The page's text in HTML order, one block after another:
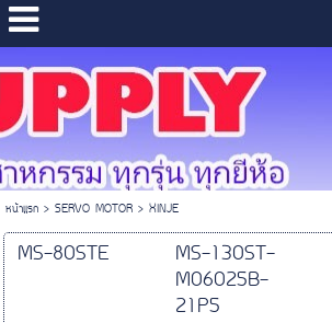
หน้าแรก> SERVO MOTOR> XINJE
MS-80STE
MS-130ST-
M06025B-
21P5